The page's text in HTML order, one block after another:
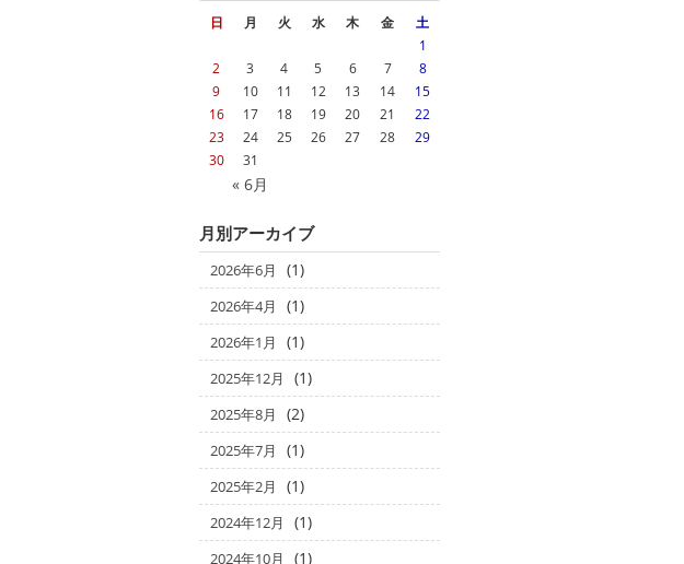
日 月 火 水 木 金 土
« 6月
1
2
3 4 5 6 7
8
9
10 11 12 13 14
15
16
17 18 19 20 21
22
23
24 25 26 27 28
29
30
31
月別アーカイブ
2026年6月 (1)
2026年4月 (1)
2026年1月 (1)
2025年12月 (1)
2025年8月 (2)
2025年7月 (1)
2025年2月 (1)
2024年12月 (1)
2024年10月 (1)